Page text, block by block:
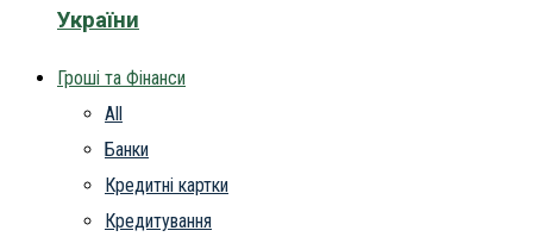
України
Гроші та Фінанси
All
Банки
Кредитні картки
Кредитування